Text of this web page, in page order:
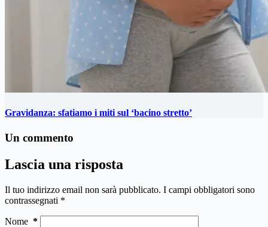
Gravidanza: sfatiamo i miti sul ‘bacino stretto’
Un commento
Lascia una risposta
Il tuo indirizzo email non sarà pubblicato. I campi obbligatori sono
contrassegnati *
Nome *